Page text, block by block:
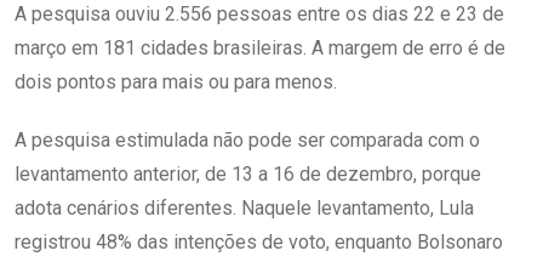
A pesquisa ouviu 2.556 pessoas entre os dias 22 e 23 de
março em 181 cidades brasileiras. A margem de erro é de
dois pontos para mais ou para menos.
A pesquisa estimulada não pode ser comparada com o
levantamento anterior, de 13 a 16 de dezembro, porque
adota cenários diferentes. Naquele levantamento, Lula
registrou 48% das intenções de voto, enquanto Bolsonaro